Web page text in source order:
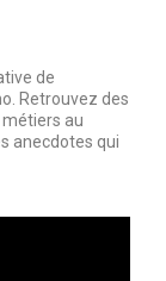
de
Retrouvez des
métiers au
anecdotes qui